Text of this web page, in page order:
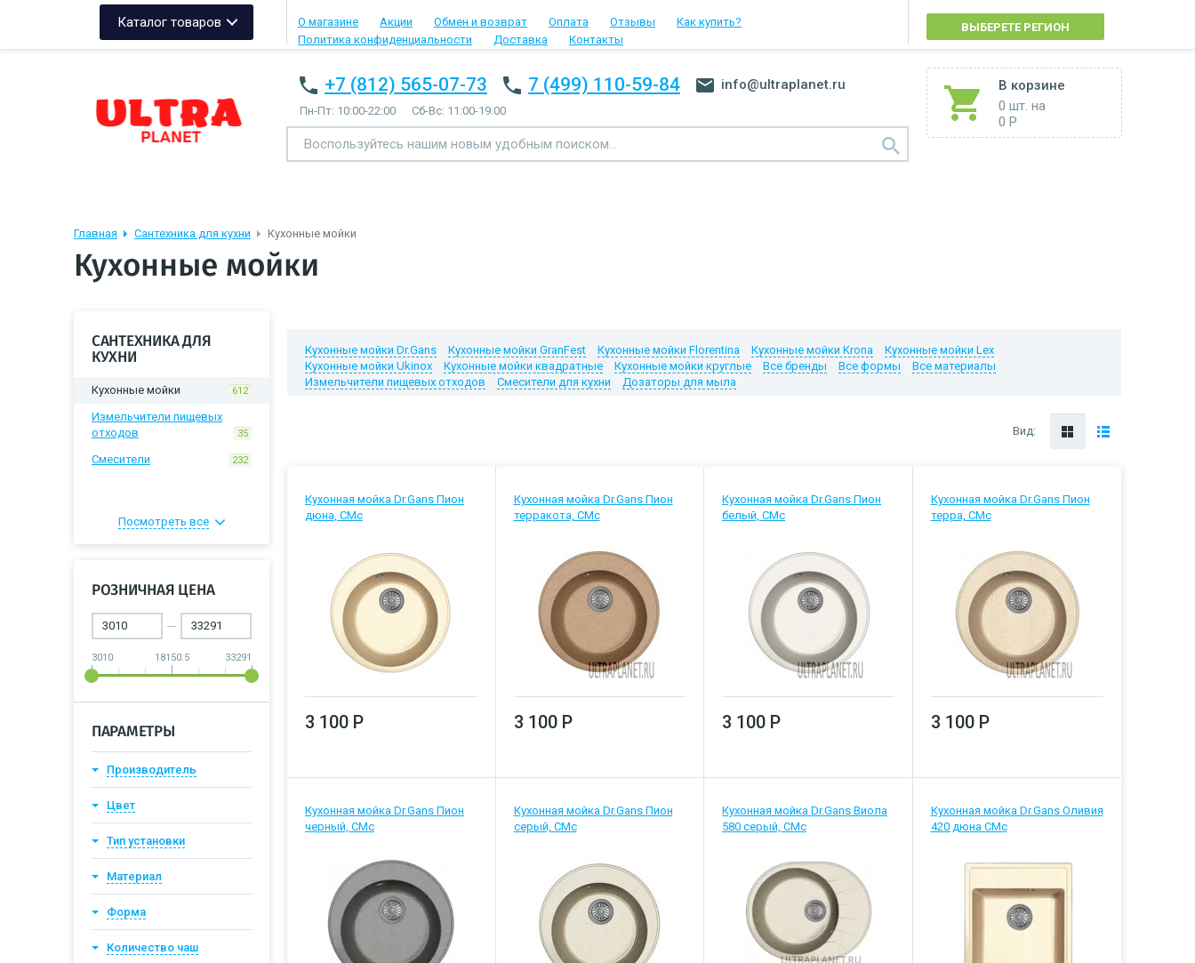
Каталог товаров О магазине Акции Обмен и возврат Оплата Отзывы
Как купить?
Политика конфиденциальности
Доставка Контакты
ВЫБЕРЕТЕ РЕГИОН
В корзине
0 шт. на
0 Р
+7 (812) 565-07-73 7 (499) 110-59-84 info@ultraplanet.ru
Пн-Пт: 10:00-22:00 Сб-Вс: 11:00-19:00
Главная Сантехника для кухни Кухонные мойки
Кухонные мойки
Кухонные мойки Dr.Gans Кухонные мойки GranFest Кухонные мойки Florentina Кухонные мойки Krona
Кухонные мойки Lex
Кухонные мойки Ukinox
Кухонные мойки квадратные Кухонные мойки круглые Все бренды Все формы
Все материалы
Измельчители пищевых отходов
Смесители для кухни Дозаторы для мыла
Вид:
Кухонная мойка Dr.Gans Пион
дюна, CMc
3 100 Р
Кухонная мойка Dr.Gans Пион
терракота, CMc
3 100 Р
Кухонная мойка Dr.Gans Пион
белый, CMc
3 100 Р
Кухонная мойка Dr.Gans Пион
терра, CMc
3 100 Р
Кухонная мойка Dr.Gans Пион
черный, CMc
Кухонная мойка Dr.Gans Пион
серый, CMc
Кухонная мойка Dr.Gans Виола
580 серый, СМс
Кухонная мойка Dr.Gans Оливия
420 дюна СМс
САНТЕХНИКА ДЛЯ
КУХНИ
Кухонные мойки 612
Измельчители пищевых
отходов
35
Смесители 232
Посмотреть все
РОЗНИЧНАЯ ЦЕНА
3010 33291
18150.5
ПАРАМЕТРЫ
Производитель
Цвет
Тип установки
Материал
Форма
Количество чаш